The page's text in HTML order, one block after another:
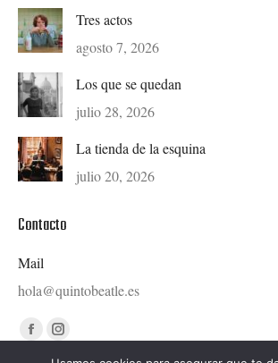
Tres actos
agosto 7, 2026
Los que se quedan
julio 28, 2026
La tienda de la esquina
julio 20, 2026
Contacto
Mail
hola@quintobeatle.es
Find us on:
FacebookInstagram